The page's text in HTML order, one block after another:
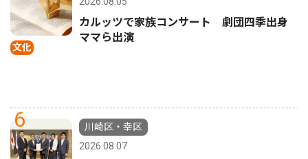
文化
カルッツで家族コンサート 劇団四季出身
ママら出演
6
川崎区・幸区
2026.08.07